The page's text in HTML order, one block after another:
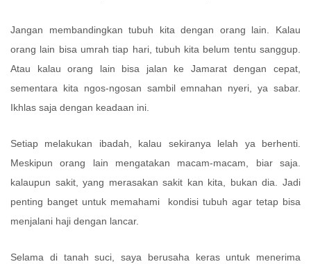
Jangan membandingkan tubuh kita dengan orang lain. Kalau
orang lain bisa umrah tiap hari, tubuh kita belum tentu sanggup.
Atau kalau orang lain bisa jalan ke Jamarat dengan cepat,
sementara kita ngos-ngosan sambil emnahan nyeri, ya sabar.
Ikhlas saja dengan keadaan ini.
Setiap melakukan ibadah, kalau sekiranya lelah ya berhenti.
Meskipun orang lain mengatakan macam-macam, biar saja.
kalaupun sakit, yang merasakan sakit kan kita, bukan dia. Jadi
penting banget untuk memahami kondisi tubuh agar tetap bisa
menjalani haji dengan lancar.
Selama di tanah suci, saya berusaha keras untuk menerima